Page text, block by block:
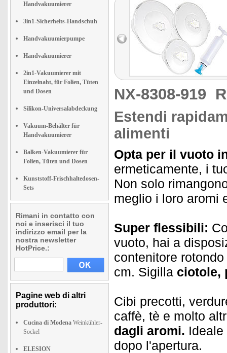
Handvakuumierer
3in1-Sicherheits-Handschuh
Handvakuumierpumpe
Handvakuumierer
2in1-Vakuumierer mit
Einzelnaht, für Folien, Tüten
und Dosen
Silikon-Universalabdeckung
Vakuum-Behälter für
Handvakuumierer
Balken-Vakuumierer für
Folien, Tüten und Dosen
Kunststoff-Frischhaltedosen-
Sets
Rimani in contatto con
noi e inserisci il tuo
indirizzo email per la
nostra newsletter
HotPrice.:
Pagine web di altri
produttori:
Cucina di Modena Weinkühler-
Sockel
ELESION
NX-8308-919
Estendi
alimenti
Opta per il vuoto
ermeticamente, i
Non solo
meglio i loro aromi
Super flessibili:
vuoto, hai a
contenitore
cm. Sigilla ciotole,
Cibi precotti,
caffè, tè e molto
dagli aromi.
dopo l'apertura.